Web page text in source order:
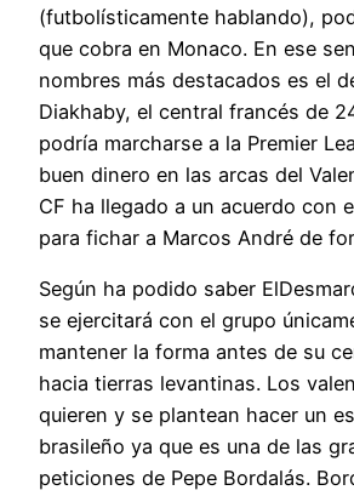
(futbolísticamente hablando),
que cobra en Monaco. En ese
nombres más destacados es el
Diakhaby, el central francés de
podría marcharse a la Premier
buen dinero en las arcas del
CF ha llegado a un acuerdo con
para fichar a Marcos André de
Según ha podido saber
se ejercitará con el grupo
mantener la forma antes de su
hacia tierras levantinas. Los
quieren y se plantean hacer un
brasileño ya que es una de las
peticiones de Pepe Bordalás.